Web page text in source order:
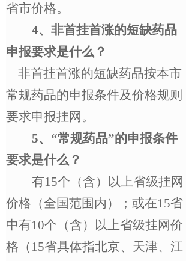
省市价格。
4、非首挂首涨的短缺药品
申报要求是什么？
非首挂首涨的短缺药品按本市
常规药品的申报条件及价格规则
要求申报挂网。
5、 “常规药品”的申报条件
要求是什么？
有15个（含）以上省级挂网
价格（全国范围内）；或在15省
中有10个（含）以上省级挂网价
格（ 15省具体指北京、天津、江